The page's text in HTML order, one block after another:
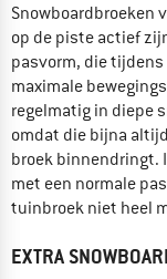
Snowboardbroeken
op de piste actief
pasvorm, die
maximale
regelmatig in diepe
omdat die bijna
broek binnendringt.
met een normale
tuinbroek niet heel
EXTRA